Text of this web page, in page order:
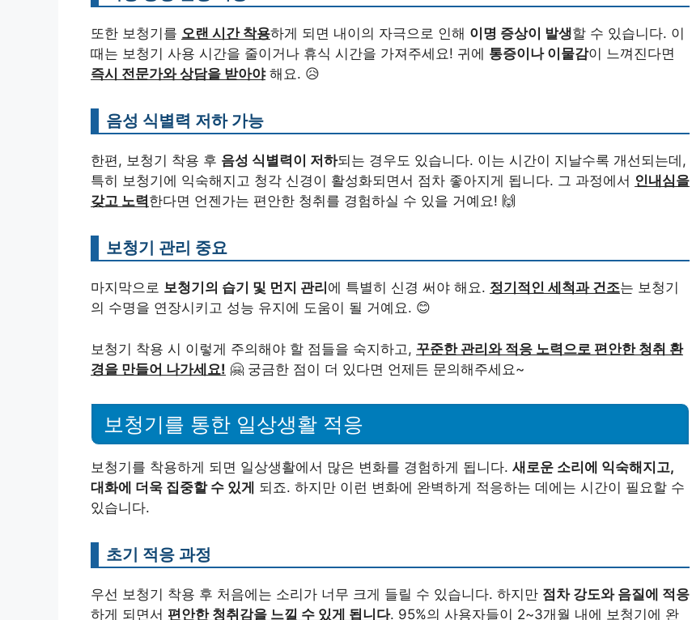
또한 보청기를 오랜 시간 착용하게 되면 내이의 자극으로 인해 이명 증상이 발생할 수 있습니다. 이
때는 보청기 사용 시간을 줄이거나 휴식 시간을 가져주세요! 귀에 통증이나 이물감이 느껴진다면
즉시 전문가와 상담을 받아야해요. 😥
음성 식별력 저하 가능
한편, 보청기 착용 후 음성 식별력이 저하되는 경우도 있습니다. 이는 시간이 지날수록 개선되는데,
특히 보청기에 익숙해지고 청각 신경이 활성화되면서 점차 좋아지게 됩니다. 그 과정에서 인내심을
갖고 노력한다면 언젠가는 편안한 청취를 경험하실 수 있을 거예요! 🙌
보청기 관리 중요
마지막으로 보청기의 습기 및 먼지 관리 에 특별히 신경 써야 해요. 정기적인 세척과 건조는 보청기
의 수명을 연장시키고 성능 유지에 도움이 될 거예요. 😊
보청기 착용 시 이렇게 주의해야 할 점들을 숙지하고, 꾸준한 관리와 적응 노력으로 편안한 청취 환
경을 만들어 나가세요! 🤗 궁금한 점이 더 있다면 언제든 문의해주세요~
보청기를 통한 일상생활 적응
보청기를 착용하게 되면 일상생활에서 많은 변화를 경험하게 됩니다. 새로운 소리에 익숙해지고,
대화에 더욱 집중할 수 있게 되죠. 하지만 이런 변화에 완벽하게 적응하는 데에는 시간이 필요할 수
있습니다.
초기 적응 과정
우선 보청기 착용 후 처음에는 소리가 너무 크게 들릴 수 있습니다. 하지만 점차 강도와 음질에 적응
하게 되면서 편안한 청취감을 느낄 수 있게 됩니다. 95%의 사용자들이 2~3개월 내에 보청기에 완